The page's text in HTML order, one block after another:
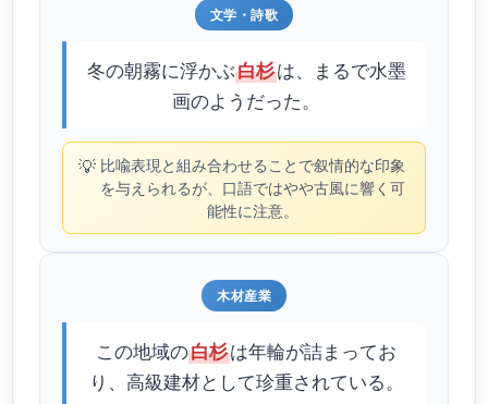
文学・詩歌
冬の朝霧に浮かぶ白杉は、まるで水墨
画のようだった。
💡 比喩表現と組み合わせることで叙情的な印象
を与えられるが、口語ではやや古風に響く可
能性に注意。
木材産業
この地域の白杉は年輪が詰まってお
り、高級建材として珍重されている。